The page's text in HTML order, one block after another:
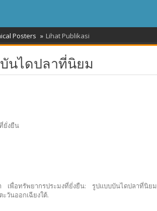
Posters Lihat Publikasi
นไดปลาที่นิยม
ยั่งยืน
พื่อทรัพยากรประมงที่ยั่งยืน: รูปแบบบันไดปลาที่นิยม
วันออกเฉียงใต้.